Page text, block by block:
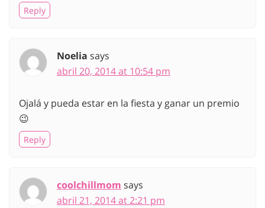
Reply
Noelia says
abril 20, 2014 at 10:54 pm
Ojalá y pueda estar en la fiesta y ganar un premio
😉
Reply
coolchillmom says
abril 21, 2014 at 2:21 pm